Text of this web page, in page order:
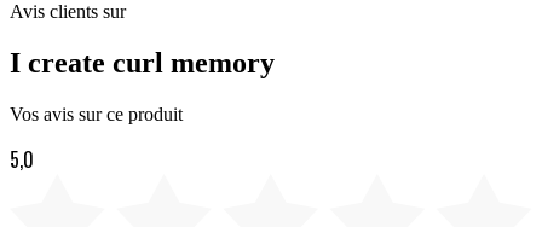
Avis clients sur
I create curl memory
Vos avis sur ce produit
5,0